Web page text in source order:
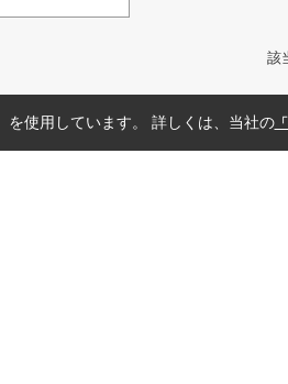
該
使用しています。 詳しくは、当社の